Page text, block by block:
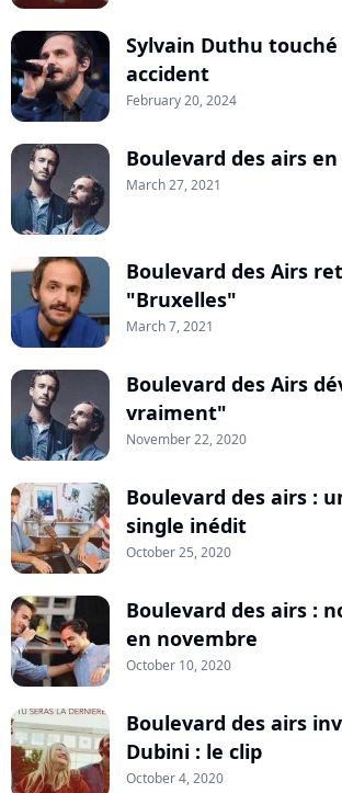
Sylvain Duthu
accident
February 20, 2024
Boulevard des airs
March 27, 2021
Boulevard des Airs
"Bruxelles"
March 7, 2021
Boulevard des Airs
vraiment"
November 22, 2020
Boulevard des airs :
single inédit
October 25, 2020
Boulevard des airs :
en novembre
October 10, 2020
Boulevard des airs
Dubini : le clip
October 4, 2020